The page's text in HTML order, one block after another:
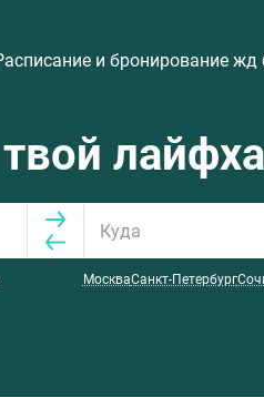
и бронирование жд
МоскваСанкт-Петербург